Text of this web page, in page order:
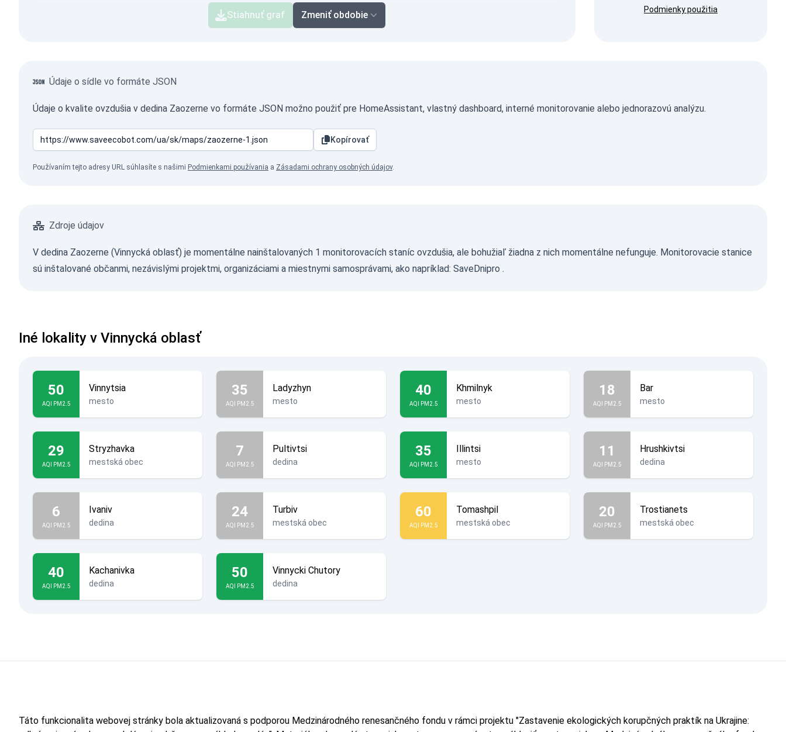
Stiahnuť graf Zmeniť obdobie Podmienky použitia
Údaje o sídle vo formáte JSON
Údaje o kvalite ovzdušia v dedina Zaozerne vo formáte JSON možno použiť pre HomeAssistant, vlastný dashboard, interné monitorovanie alebo jednorazovú analýzu.
Kopírovať
Používaním tejto adresy URL súhlasíte s našimi Podmienkami používania a Zásadami ochrany osobných údajov.
Zdroje údajov
V dedina Zaozerne (Vinnycká oblasť) je momentálne nainštalovaných 1 monitorovacích staníc ovzdušia, ale bohužiaľ žiadna z nich momentálne nefunguje. Monitorovacie stanice
sú inštalované občanmi, nezávislými projektmi, organizáciami a miestnymi samosprávami, ako napríklad: SaveDnipro .
Iné lokality v Vinnycká oblasť
50
AQI PM2.5
Vinnytsia
mesto
35
AQI PM2.5
Ladyzhyn
mesto
40
AQI PM2.5
Khmilnyk
mesto
18
AQI PM2.5
Bar
mesto
29
AQI PM2.5
Stryzhavka
mestská obec
7
AQI PM2.5
Pultivtsi
dedina
35
AQI PM2.5
Illintsi
mesto
11
AQI PM2.5
Hrushkivtsi
dedina
6
AQI PM2.5
Ivaniv
dedina
24
AQI PM2.5
Turbiv
mestská obec
60
AQI PM2.5
Tomashpil
mestská obec
20
AQI PM2.5
Trostianets
mestská obec
40
AQI PM2.5
Kachanivka
dedina
50
AQI PM2.5
Vinnycki Chutory
dedina
Táto funkcionalita webovej stránky bola aktualizovaná s podporou Medzinárodného renesančného fondu v rámci projektu "Zastavenie ekologických korupčných praktík na Ukrajine: